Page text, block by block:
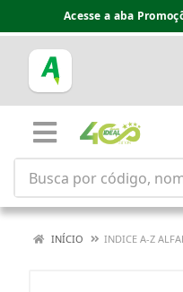
Acesse a aba
INÍCIO INDICE A-Z